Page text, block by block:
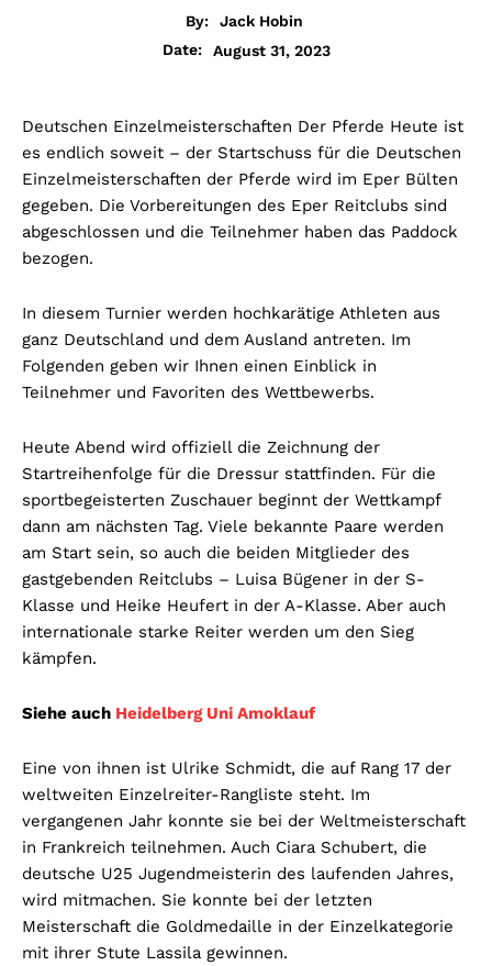
By:
Jack Hobin
Date:
August 31, 2023
Deutschen Einzelmeisterschaften Der Pferde Heute ist
es endlich soweit – der Startschuss für die Deutschen
Einzelmeisterschaften der Pferde wird im Eper Bülten
gegeben. Die Vorbereitungen des Eper Reitclubs sind
abgeschlossen und die Teilnehmer haben das Paddock
bezogen.
In diesem Turnier werden hochkarätige Athleten aus
ganz Deutschland und dem Ausland antreten. Im
Folgenden geben wir Ihnen einen Einblick in
Teilnehmer und Favoriten des Wettbewerbs.
Heute Abend wird offiziell die Zeichnung der
Startreihenfolge für die Dressur stattfinden. Für die
sportbegeisterten Zuschauer beginnt der Wettkampf
dann am nächsten Tag. Viele bekannte Paare werden
am Start sein, so auch die beiden Mitglieder des
gastgebenden Reitclubs – Luisa Bügener in der S-
Klasse und Heike Heufert in der A-Klasse. Aber auch
internationale starke Reiter werden um den Sieg
kämpfen.
Siehe auch Heidelberg Uni Amoklauf
Eine von ihnen ist Ulrike Schmidt, die auf Rang 17 der
weltweiten Einzelreiter-Rangliste steht. Im
vergangenen Jahr konnte sie bei der Weltmeisterschaft
in Frankreich teilnehmen. Auch Ciara Schubert, die
deutsche U25 Jugendmeisterin des laufenden Jahres,
wird mitmachen. Sie konnte bei der letzten
Meisterschaft die Goldmedaille in der Einzelkategorie
mit ihrer Stute Lassila gewinnen.